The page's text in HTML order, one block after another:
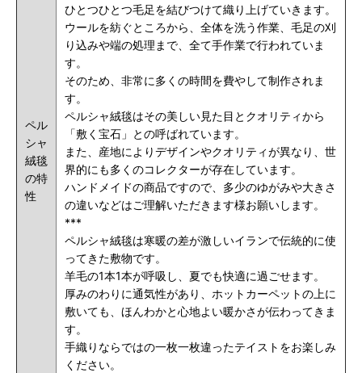
ペル
シャ
絨毯
の特
性
ひとつひとつ毛足を結びつけて織り上げていきます。
ウールを紡ぐところから、全体を洗う作業、毛足の刈
り込みや端の処理まで、全て手作業で行われていま
す。
そのため、非常に多くの時間を費やして制作されま
す。
ペルシャ絨毯はその美しい見た目とクオリティから
「敷く宝石」との呼ばれています。
また、産地によりデザインやクオリティが異なり、世
界的にも多くのコレクターが存在しています。
ハンドメイドの商品ですので、多少のゆがみや大きさ
の違いなどはご理解いただきます様お願いします。
***
ペルシャ絨毯は寒暖の差が激しいイランで伝統的に使
ってきた敷物です。
羊毛の1本1本が呼吸し、夏でも快適に過ごせます。
厚みのわりに通気性があり、ホットカーペットの上に
敷いても、ほんわかと心地よい暖かさが伝わってきま
す。
手織りならではの一枚一枚違ったテイストをお楽しみ
ください。